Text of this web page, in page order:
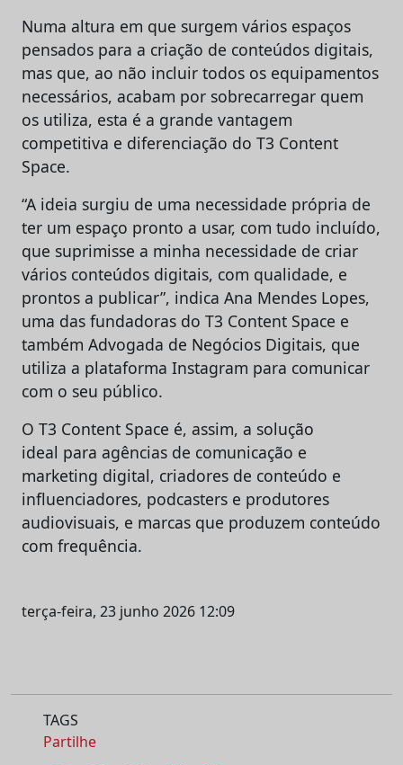
Numa altura em que surgem vários espaços
pensados para a criação de conteúdos digitais,
mas que, ao não incluir todos os equipamentos
necessários, acabam por sobrecarregar quem
os utiliza, esta é a grande vantagem
competitiva e diferenciação do T3 Content
Space.
“A ideia surgiu de uma necessidade própria de
ter um espaço pronto a usar, com tudo incluído,
que suprimisse a minha necessidade de criar
vários conteúdos digitais, com qualidade, e
prontos a publicar”, indica Ana Mendes Lopes,
uma das fundadoras do T3 Content Space e
também Advogada de Negócios Digitais, que
utiliza a plataforma Instagram para comunicar
com o seu público.
O T3 Content Space é, assim, a solução
ideal para agências de comunicação e
marketing digital, criadores de conteúdo e
influenciadores, podcasters e produtores
audiovisuais, e marcas que produzem conteúdo
com frequência.
terça-feira, 23 junho 2026 12:09
TAGS
Partilhe